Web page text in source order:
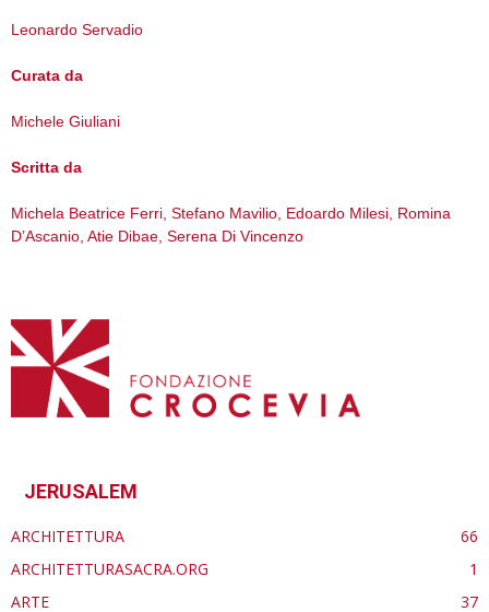
Leonardo Servadio
Curata da
Michele Giuliani
Scritta da
Michela Beatrice Ferri, Stefano Mavilio, Edoardo Milesi, Romina
D’Ascanio, Atie Dibae, Serena Di Vincenzo
JERUSALEM
ARCHITETTURA
66
ARCHITETTURASACRA.ORG
1
ARTE
37